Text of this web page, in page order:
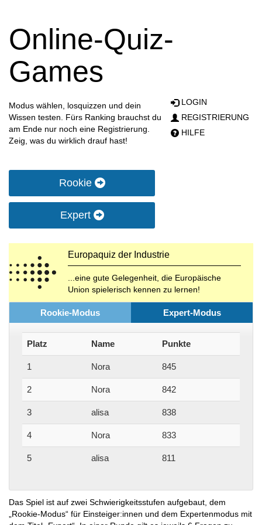
Online-Quiz-
Games
LOGIN
REGISTRIERUNG
HILFE
Modus wählen, losquizzen und dein
Wissen testen. Fürs Ranking brauchst du
am Ende nur noch eine Registrierung.
Zeig, was du wirklich drauf hast!
Rookie
Expert
Europaquiz der Industrie
...eine gute Gelegenheit, die Europäische
Union spielerisch kennen zu lernen!
Rookie-Modus Expert-Modus
Platz Name Punkte
1 Nora 845
2 Nora 842
3 alisa 838
4 Nora 833
5 alisa 811
Das Spiel ist auf zwei Schwierigkeitsstufen aufgebaut, dem
„Rookie-Modus“ für Einsteiger:innen und dem Expertenmodus mit